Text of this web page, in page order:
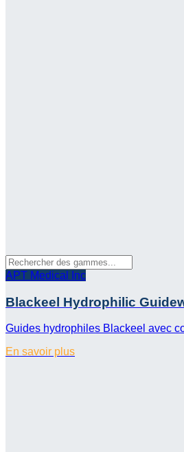
APT Medical Inc
Blackeel Hydrophilic
Guides hydrophiles Blackeel avec
En savoir plus